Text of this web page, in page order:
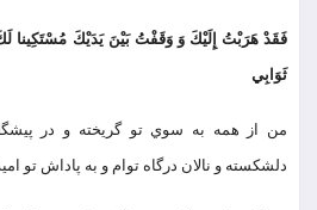
فَقَدْ هَرَبْتُ إِلَيْكَ وَ وَقَفْتُ بَيْنَ يَدَيْكَ مُسْتَكِينا
ثَوَابِي
من از همه به سوي تو گريخته و در
دلشكسته و نالان درگاه توام و به پاداش تو